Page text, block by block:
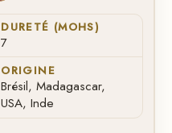
DURETÉ (MOHS)
7
ORIGINE
Brésil, Madagascar,
USA, Inde